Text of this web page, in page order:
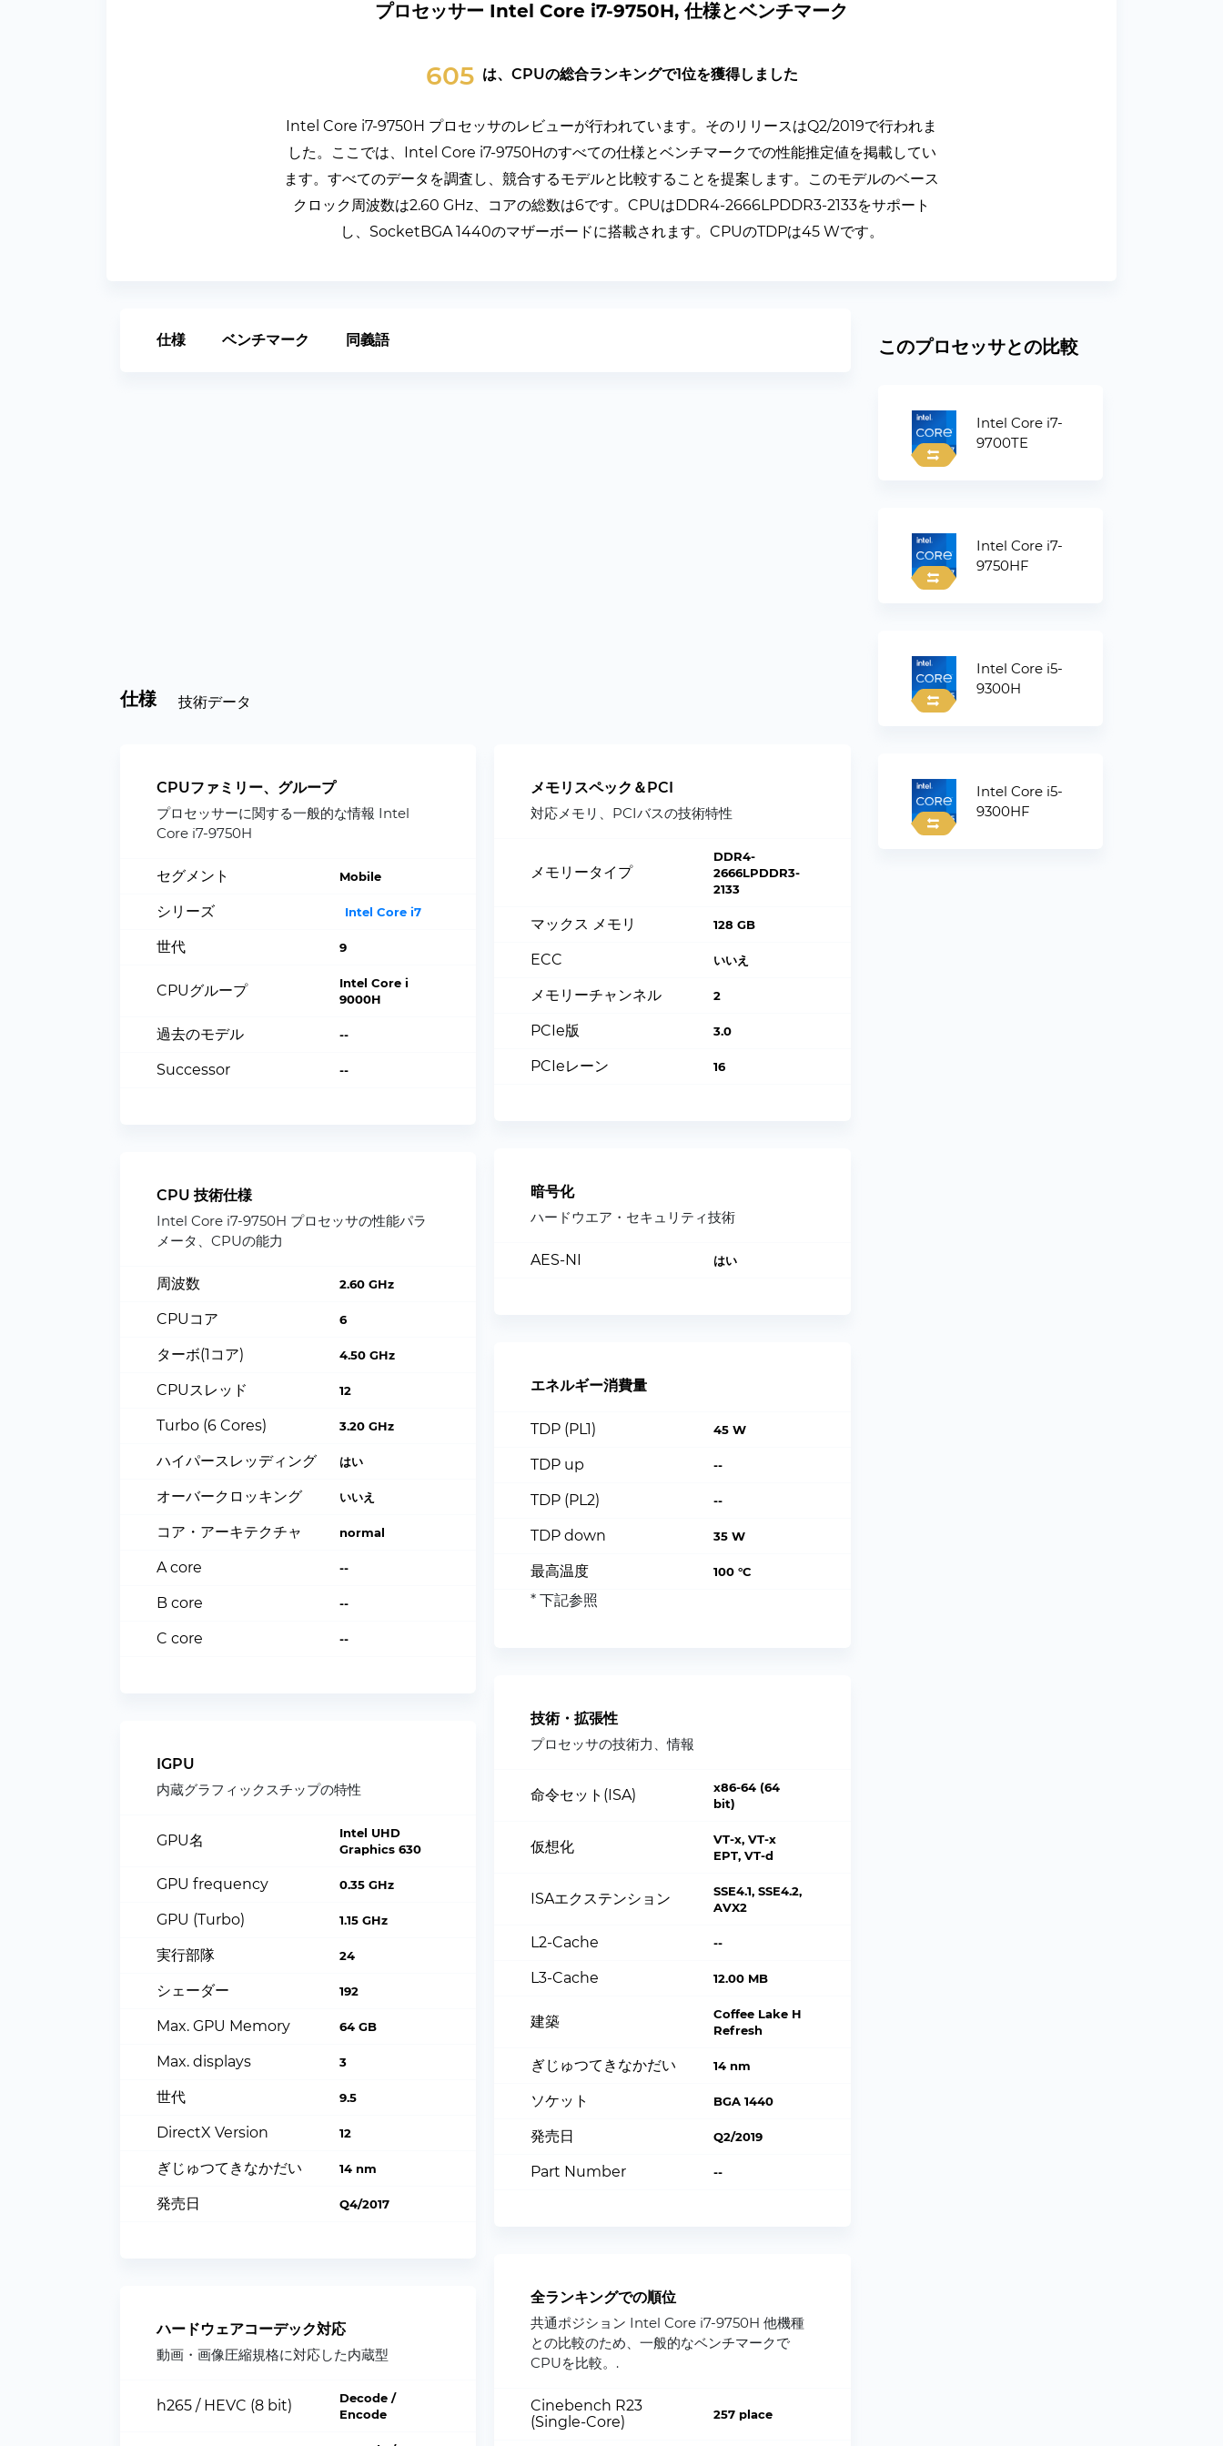
プロセッサー Intel Core i7-9750H, 仕様とベンチマーク
605 は、CPUの総合ランキングで1位を獲得しました
Intel Core i7-9750H プロセッサのレビューが行われています。そのリリースはQ2/2019で行われま
した。ここでは、Intel Core i7-9750Hのすべての仕様とベンチマークでの性能推定値を掲載してい
ます。すべてのデータを調査し、競合するモデルと比較することを提案します。このモデルのベース
クロック周波数は2.60 GHz、コアの総数は6です。CPUはDDR4-2666LPDDR3-2133をサポート
し、SocketBGA 1440のマザーボードに搭載されます。CPUのTDPは45 Wです。
仕様 ベンチマーク 同義語
仕様 技術データ
CPUファミリー、グループ
プロセッサーに関する一般的な情報 Intel
Core i7-9750H
セグメント Mobile
シリーズ Intel Core i7
世代 9
CPUグループ
Intel Core i
9000H
過去のモデル --
Successor --
CPU 技術仕様
Intel Core i7-9750H プロセッサの性能パラ
メータ、CPUの能力
周波数 2.60 GHz
CPUコア 6
ターボ(1コア) 4.50 GHz
CPUスレッド 12
Turbo (6 Cores) 3.20 GHz
ハイパースレッディング はい
オーバークロッキング いいえ
コア・アーキテクチャ normal
A core --
B core --
C core --
IGPU
内蔵グラフィックスチップの特性
GPU名
Intel UHD
Graphics 630
GPU frequency 0.35 GHz
GPU (Turbo) 1.15 GHz
実行部隊 24
シェーダー 192
Max. GPU Memory 64 GB
Max. displays 3
世代 9.5
DirectX Version 12
ぎじゅつてきなかだい 14 nm
発売日 Q4/2017
ハードウェアコーデック対応
動画・画像圧縮規格に対応した内蔵型
h265 / HEVC (8 bit)
Decode /
Encode
メモリスペック＆PCI
対応メモリ、PCIバスの技術特性
メモリータイプ
DDR4-
2666LPDDR3-
2133
マックス メモリ 128 GB
ECC いいえ
メモリーチャンネル 2
PCIe版 3.0
PCIeレーン 16
暗号化
ハードウエア・セキュリティ技術
AES-NI はい
エネルギー消費量
TDP (PL1) 45 W
TDP up --
TDP (PL2) --
TDP down 35 W
最高温度 100 °C
* 下記参照
技術・拡張性
プロセッサの技術力、情報
命令セット(ISA)
x86-64 (64
bit)
仮想化
VT-x, VT-x
EPT, VT-d
ISAエクステンション
SSE4.1, SSE4.2,
AVX2
L2-Cache --
L3-Cache 12.00 MB
建築
Coffee Lake H
Refresh
ぎじゅつてきなかだい 14 nm
ソケット BGA 1440
発売日 Q2/2019
Part Number --
全ランキングでの順位
共通ポジション Intel Core i7-9750H 他機種
との比較のため、一般的なベンチマークで
CPUを比較。.
Cinebench R23
(Single-Core)
257 place
このプロセッサとの比較
Intel Core i7-
9700TE
Intel Core i7-
9750HF
Intel Core i5-
9300H
Intel Core i5-
9300HF